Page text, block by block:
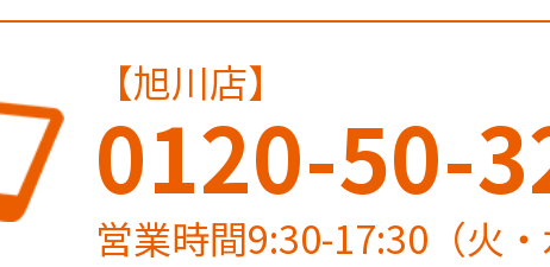
【旭川店】
0120-50-
営業時間9:30-17:30（火